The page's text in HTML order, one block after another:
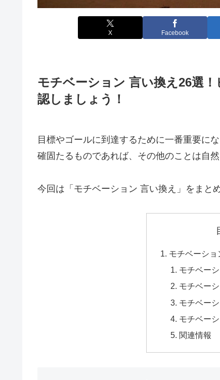
X Facebook
モチベーション 言い換え26選
認しましょう！
目標やゴールに到達するために一番重要に
確固たるものであれば、その他のことは自
今回は「モチベーション 言い換え」をまと
モチベーショ
モチベー
モチベー
モチベー
モチベー
関連情報